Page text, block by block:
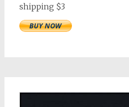
shipping $3